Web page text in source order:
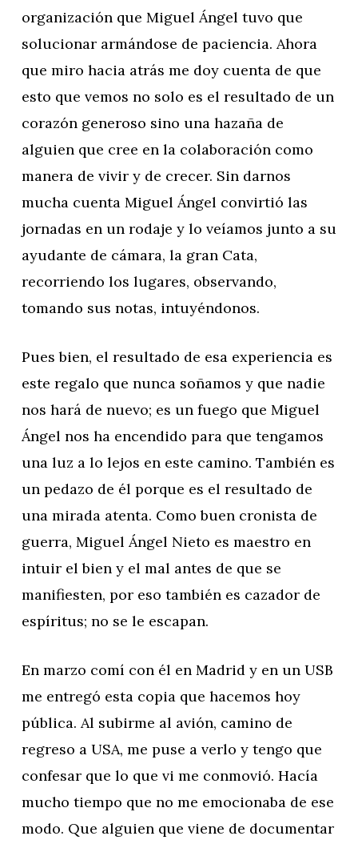
organización que Miguel Ángel tuvo que
solucionar armándose de paciencia. Ahora
que miro hacia atrás me doy cuenta de que
esto que vemos no solo es el resultado de un
corazón generoso sino una hazaña de
alguien que cree en la colaboración como
manera de vivir y de crecer. Sin darnos
mucha cuenta Miguel Ángel convirtió las
jornadas en un rodaje y lo veíamos junto a su
ayudante de cámara, la gran Cata,
recorriendo los lugares, observando,
tomando sus notas, intuyéndonos.
Pues bien, el resultado de esa experiencia es
este regalo que nunca soñamos y que nadie
nos hará de nuevo; es un fuego que Miguel
Ángel nos ha encendido para que tengamos
una luz a lo lejos en este camino. También es
un pedazo de él porque es el resultado de
una mirada atenta. Como buen cronista de
guerra, Miguel Ángel Nieto es maestro en
intuir el bien y el mal antes de que se
manifiesten, por eso también es cazador de
espíritus; no se le escapan.
En marzo comí con él en Madrid y en un USB
me entregó esta copia que hacemos hoy
pública. Al subirme al avión, camino de
regreso a USA, me puse a verlo y tengo que
confesar que lo que vi me conmovió. Hacía
mucho tiempo que no me emocionaba de ese
modo. Que alguien que viene de documentar